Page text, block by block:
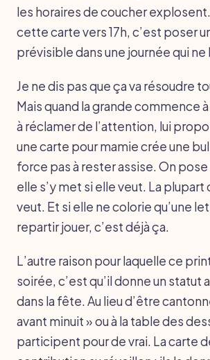
les horaires de coucher
cette carte vers 17h, c’est poser
prévisible dans une journée qui ne
Je ne dis pas que ça va résoudre
Mais quand la grande commence
à réclamer de l’attention, lui
une carte pour mamie crée une
force pas à rester assise. On
elle s’y met si elle veut. La
veut. Et si elle ne colorie qu’une
repartir jouer, c’est déjà ça.
L’autre raison pour laquelle ce
soirée, c’est qu’il donne un statut
dans la fête. Au lieu d’être
avant minuit » ou à la table des
participent pour de vrai. La carte